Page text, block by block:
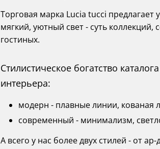
Торговая марка Lucia tucci
мягкий, уютный свет - суть
гостиных.
Стилистическое богатство
интерьера:
модерн - плавные линии, кованая
современный - минимализм,
А всего у нас более двух стилей - от